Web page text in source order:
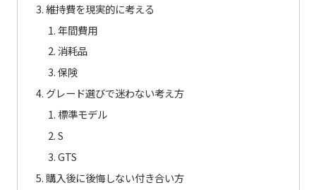
維持費を現実的に考える
年間費用
消耗品
保険
グレード選びで迷わない考え方
標準モデル
S
GTS
購入後に後悔しない付き合い方